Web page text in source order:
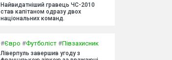
Найвидатніший гравець ЧС-2010
став капітаном одразу двох
національних команд.
#Євро #Футболіст #Півзахисник
Ліверпуль завершив угоду з